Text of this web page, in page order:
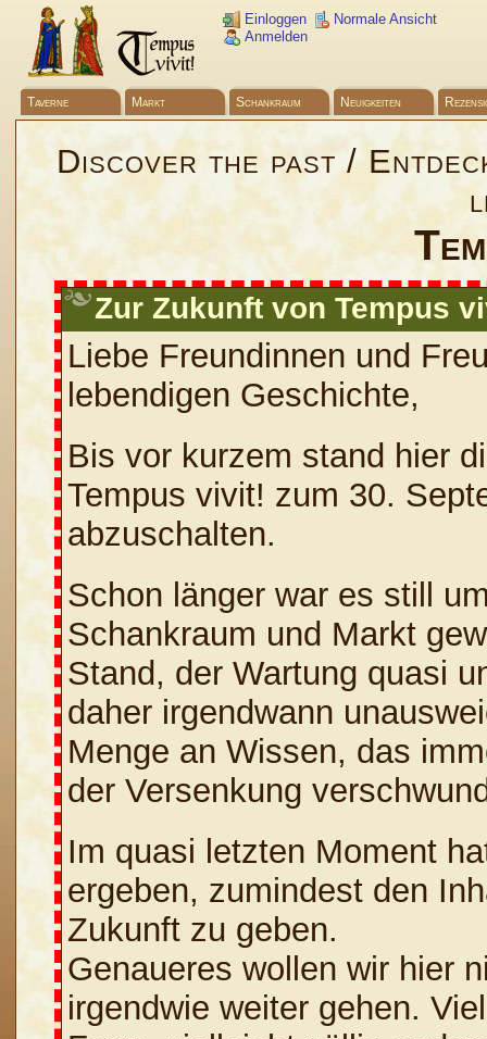
Einloggen
Anmelden
Normale Ansicht
Taverne Markt Schankraum Neuigkeiten
Discover the past /
Zur Zukunft von Tempus
Liebe Freundinnen und
lebendigen Geschichte,
Bis vor kurzem stand hier
Tempus vivit! zum 30.
abzuschalten.
Schon länger war es still
Schankraum und Markt
Stand, der Wartung quasi
daher irgendwann
Menge an Wissen, das
der Versenkung
Im quasi letzten Moment
ergeben, zumindest den
Zukunft zu geben.
Genaueres wollen wir hier
irgendwie weiter gehen.